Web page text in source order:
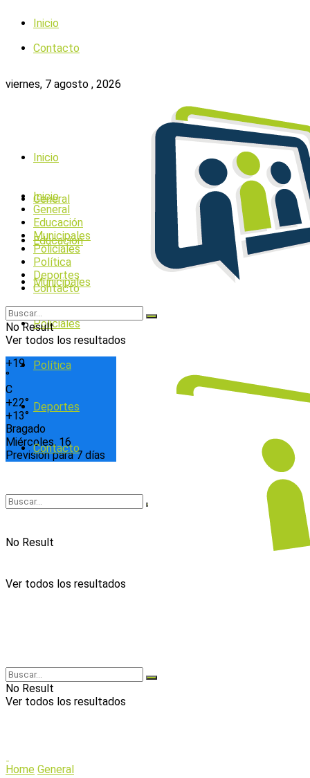
Inicio
Contacto
viernes, 7 agosto , 2026
+19
°
C
+22°
+13°
Bragado
Miércoles, 16
Previsión para 7 días
Inicio
General
Educación
Municipales
Policiales
Política
Deportes
Contacto
No Result
Ver todos los resultados
Inicio
General
Educación
Municipales
Policiales
Política
Deportes
Contacto
No Result
Ver todos los resultados
No Result
Ver todos los resultados
Home General